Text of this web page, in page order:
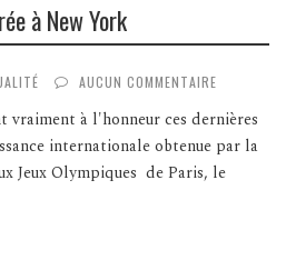
à New York
AUCUN COMMENTAIRE
vraiment à l'honneur ces dernières
internationale obtenue par la
Jeux Olympiques de Paris, le